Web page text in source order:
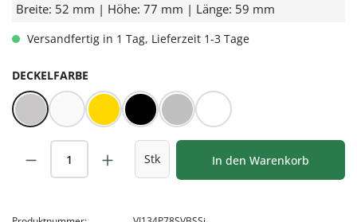
Breite: 52 mm | Höhe: 77 mm | Länge: 59 mm
Versandfertig in 1 Tag, Lieferzeit 1-3 Tage
DECKELFARBE
BLUESEAL Silber
BLUESEAL Weiß
Gold Schwarz Silber Weiß
Produkt Anzahl: Gib den gewünschten
Stk In den Warenkorb